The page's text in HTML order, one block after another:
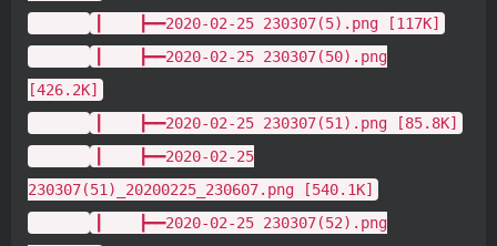
┃ ┣━━2020-02-25 230307(5).png [117K]
┃ ┣━━2020-02-25 230307(50).png
[426.2K]
┃ ┣━━2020-02-25 230307(51).png [85.8K]
┃ ┣━━2020-02-25
230307(51)_20200225_230607.png [540.1K]
┃ ┣━━2020-02-25 230307(52).png